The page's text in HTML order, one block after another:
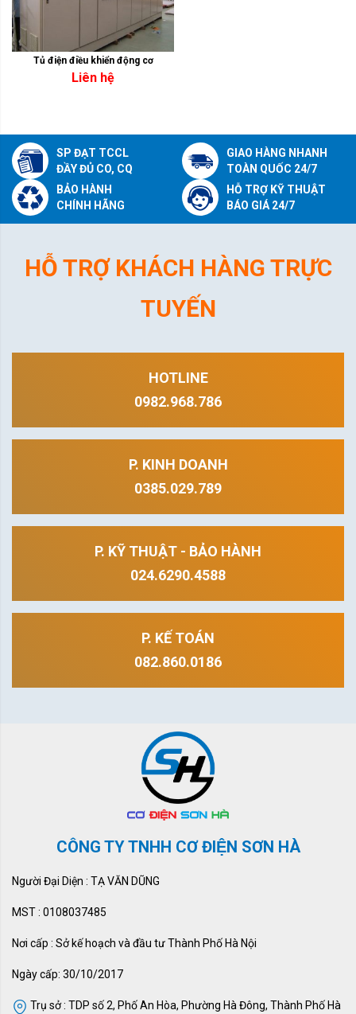
Tủ điện điều khiển động cơ
Liên hệ
SP ĐẠT TCCL
ĐẦY ĐỦ CO, CQ
GIAO HÀNG NHANH
TOÀN QUỐC 24/7
BẢO HÀNH
CHÍNH HÃNG
HỖ TRỢ KỸ THUẬT
BÁO GIÁ 24/7
HỖ TRỢ KHÁCH HÀNG TRỰC
TUYẾN
HOTLINE
0982.968.786
P. KINH DOANH
0385.029.789
P. KỸ THUẬT - BẢO HÀNH
024.6290.4588
P. KẾ TOÁN
082.860.0186
CÔNG TY TNHH CƠ ĐIỆN SƠN HÀ
Người Đại Diện : TẠ VĂN DŨNG
MST : 0108037485
Nơi cấp : Sở kế hoạch và đầu tư Thành Phố Hà Nội
Ngày cấp: 30/10/2017
Trụ sở : TDP số 2, Phố An Hòa, Phường Hà Đông, Thành Phố Hà